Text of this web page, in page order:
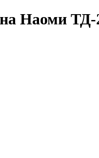
Наоми ТД-